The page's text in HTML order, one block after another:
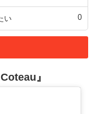
い 0
』